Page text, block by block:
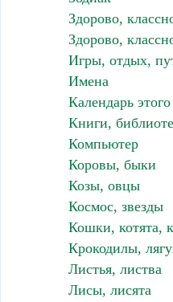
Здорово,
Здорово,
Игры, отдых,
Имена
Календарь
Книги,
Компьютер
Коровы, быки
Козы, овцы
Космос, звезды
Кошки, котята,
Крокодилы,
Листья, листва
Лисы, лисята